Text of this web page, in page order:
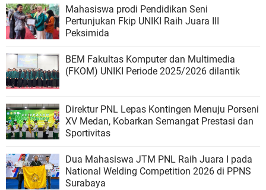
Mahasiswa prodi Pendidikan Seni
Pertunjukan Fkip UNIKI Raih Juara III
Peksimida
BEM Fakultas Komputer dan Multimedia
(FKOM) UNIKI Periode 2025/2026 dilantik
Direktur PNL Lepas Kontingen Menuju Porseni
XV Medan, Kobarkan Semangat Prestasi dan
Sportivitas
Dua Mahasiswa JTM PNL Raih Juara I pada
National Welding Competition 2026 di PPNS
Surabaya